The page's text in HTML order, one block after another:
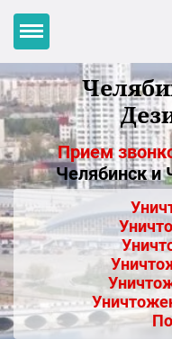
Прием
Челябинск и